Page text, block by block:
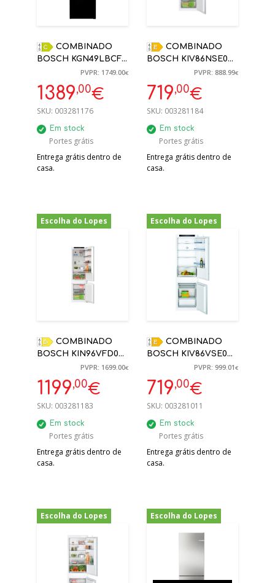
COMBINADO
BOSCH KGN49LBCF
440L NO FROST
PRETO C
203X70X66.7CM
PVPR: 1749.00€
1389,00€
SKU: 003281176
Em stock
Portes grátis
Entrega grátis dentro de
casa.
COMBINADO
BOSCH KIV86NSE0
ENCASTRE LOW
FROST
177,2X54,1X54,8CM
PVPR: 888.99€
719,00€
SKU: 003281184
Em stock
Portes grátis
Entrega grátis dentro de
casa.
Escolha do Lopes
COMBINADO
BOSCH KIN96VFD0
ENCASTRE NO
FROST
193,5X55,8X54,8CM
PVPR: 1699.00€
1199,00€
SKU: 003281183
Em stock
Portes grátis
Entrega grátis dentro de
casa.
Escolha do Lopes
-28%
COMBINADO
BOSCH KIV86VSE0
LOW FROST (E)
ENCASTRE 177,5
X54,1X54,8 CM
PVPR: 999.01€
719,00€
SKU: 003281011
Em stock
Portes grátis
Entrega grátis dentro de
casa.
Escolha do Lopes
-22%
Escolha do Lopes
-33%